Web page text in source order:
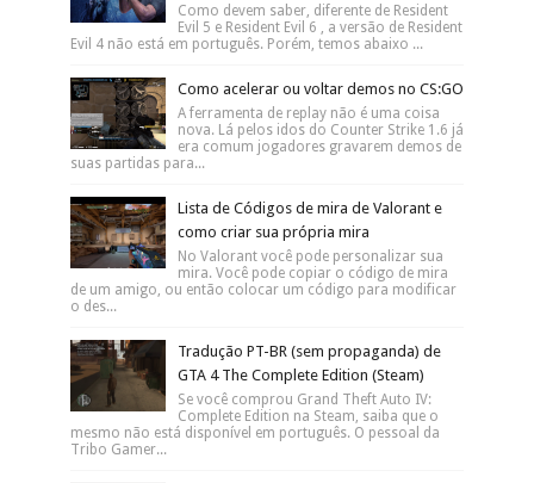
Como devem saber, diferente de Resident
Evil 5 e Resident Evil 6 , a versão de Resident
Evil 4 não está em português. Porém, temos abaixo ...
Como acelerar ou voltar demos no CS:GO
A ferramenta de replay não é uma coisa
nova. Lá pelos idos do Counter Strike 1.6 já
era comum jogadores gravarem demos de
suas partidas para...
Lista de Códigos de mira de Valorant e
como criar sua própria mira
No Valorant você pode personalizar sua
mira. Você pode copiar o código de mira
de um amigo, ou então colocar um código para modificar
o des...
Tradução PT-BR (sem propaganda) de
GTA 4 The Complete Edition (Steam)
Se você comprou Grand Theft Auto IV:
Complete Edition na Steam, saiba que o
mesmo não está disponível em português. O pessoal da
Tribo Gamer...